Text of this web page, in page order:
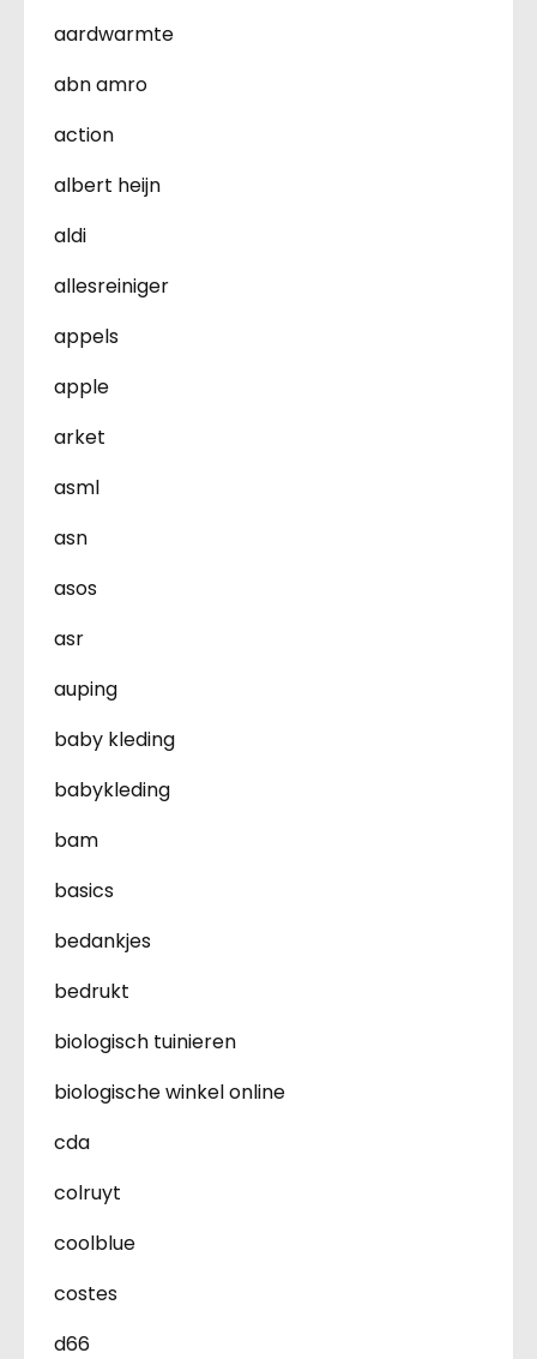
aardwarmte
abn amro
action
albert heijn
aldi
allesreiniger
appels
apple
arket
asml
asn
asos
asr
auping
baby kleding
babykleding
bam
basics
bedankjes
bedrukt
biologisch tuinieren
biologische winkel online
cda
colruyt
coolblue
costes
d66